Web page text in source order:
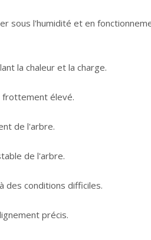
sous l'humidité et en
la chaleur et la charge.
frottement élevé.
de l'arbre.
de l'arbre.
des conditions difficiles.
précis.